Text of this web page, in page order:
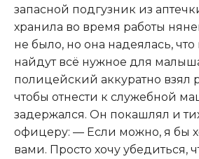
запасной подгузник из
хранила во время работы
не было, но она надеялась,
найдут всё нужное для
полицейский аккуратно взял
чтобы отнести к служебной
задержался. Он покашлял и
офицеру: — Если можно, я бы
вами. Просто хочу убедиться,